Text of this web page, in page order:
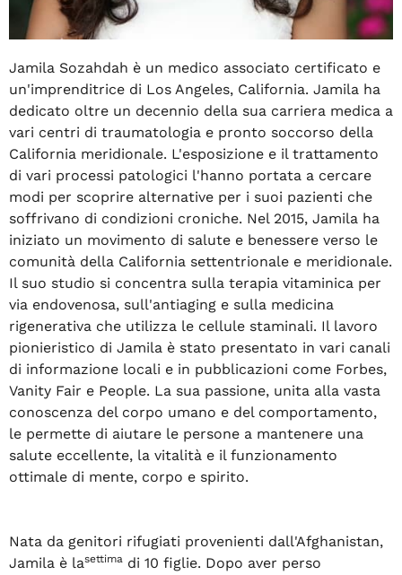
Jamila Sozahdah è un medico associato certificato e
un'imprenditrice di Los Angeles, California. Jamila ha
dedicato oltre un decennio della sua carriera medica a
vari centri di traumatologia e pronto soccorso della
California meridionale. L'esposizione e il trattamento
di vari processi patologici l'hanno portata a cercare
modi per scoprire alternative per i suoi pazienti che
soffrivano di condizioni croniche. Nel 2015, Jamila ha
iniziato un movimento di salute e benessere verso le
comunità della California settentrionale e meridionale.
Il suo studio si concentra sulla terapia vitaminica per
via endovenosa, sull'antiaging e sulla medicina
rigenerativa che utilizza le cellule staminali. Il lavoro
pionieristico di Jamila è stato presentato in vari canali
di informazione locali e in pubblicazioni come Forbes,
Vanity Fair e People. La sua passione, unita alla vasta
conoscenza del corpo umano e del comportamento,
le permette di aiutare le persone a mantenere una
salute eccellente, la vitalità e il funzionamento
ottimale di mente, corpo e spirito.
Nata da genitori rifugiati provenienti dall'Afghanistan,
Jamila è lasettima di 10 figlie. Dopo aver perso